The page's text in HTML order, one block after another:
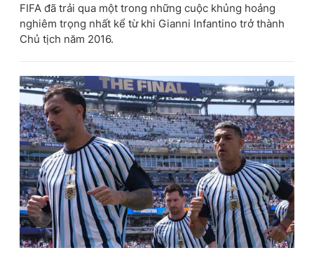
FIFA đã trải qua một trong những cuộc khủng hoảng
nghiêm trọng nhất kể từ khi Gianni Infantino trở thành
Chủ tịch năm 2016.